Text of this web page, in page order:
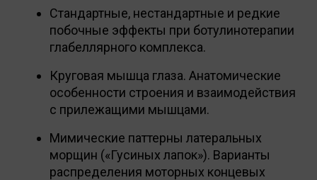
Стандартные, нестандартные и редкие
побочные эффекты при ботулинотерапии
глабеллярного комплекса.
Круговая мышца глаза. Анатомические
особенности строения и взаимодействия
с прилежащими мышцами.
Мимические паттерны латеральных
морщин («Гусиных лапок»). Варианты
распределения моторных концевых